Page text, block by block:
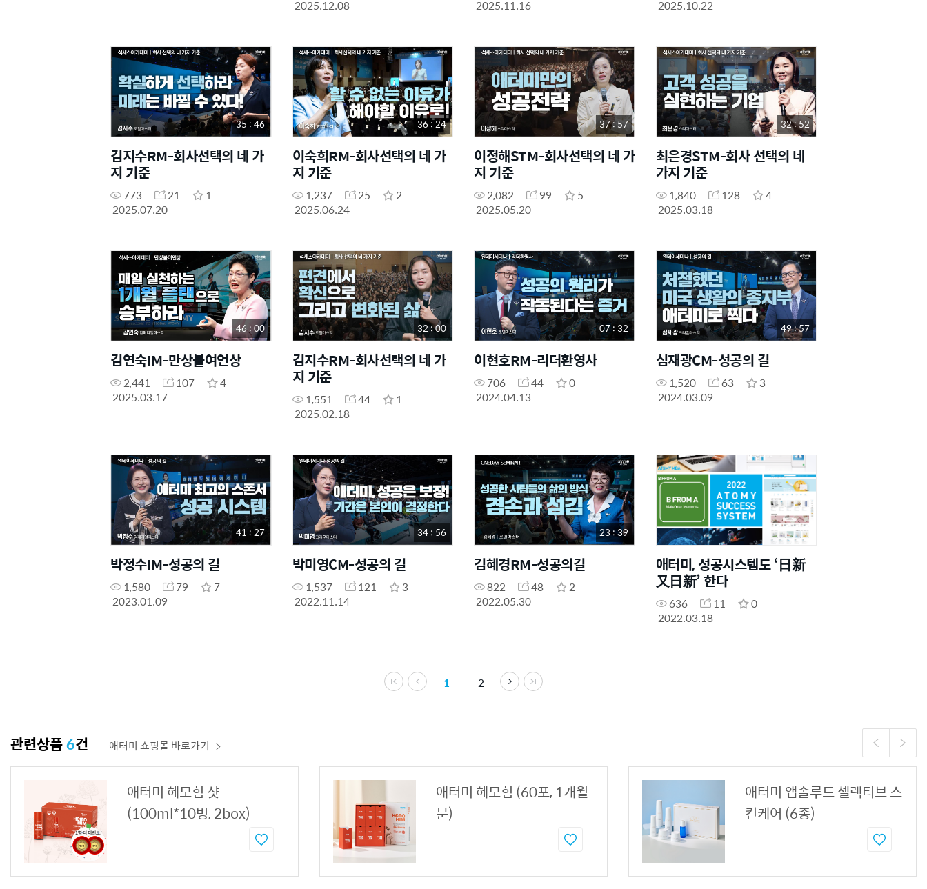
2025.12.08
2025.11.16
2025.10.22
35 : 46
김지수RM-회사선택의 네 가
지 기준
773 21
1
2025.07.20
36 : 24
이숙희RM-회사선택의 네 가
지 기준
1,237 25
2
2025.06.24
37 : 57
이정해STM-회사선택의 네 가
지 기준
2,082 99
5
2025.05.20
32 : 52
최은경STM-회사 선택의 네
가지 기준
1,840 128
4
2025.03.18
46 : 00
김연숙IM-만상불여언상
2,441 107
4
2025.03.17
32 : 00
김지수RM-회사선택의 네 가
지 기준
1,551 44
1
2025.02.18
07 : 32
이현호RM-리더환영사
706 44
0
2024.04.13
49 : 57
심재광CM-성공의 길
1,520 63
3
2024.03.09
41 : 27
박정수IM-성공의 길
1,580 79
7
2023.01.09
34 : 56
박미영CM-성공의 길
1,537 121
3
2022.11.14
23 : 39
김혜경RM-성공의길
822 48
2
2022.05.30
애터미, 성공시스템도 ‘日新
又日新’ 한다
636 11
0
2022.03.18
1 2
관련상품6건 애터미 쇼핑몰 바로가기
애터미 헤모힘 샷
(100ml*10병, 2box)
애터미 헤모힘 (60포, 1개월
분)
애터미 앱솔루트 셀랙티브 스
킨케어 (6종)